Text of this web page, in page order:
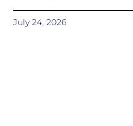
July 24, 2026